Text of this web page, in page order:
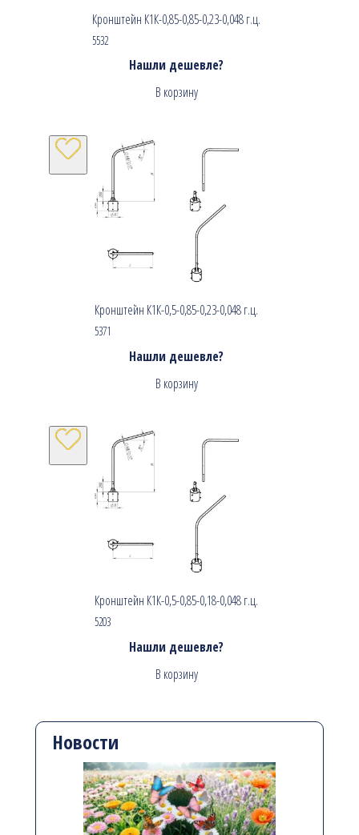
Кронштейн К1К-0,85-0,85-0,23-0,048 г.ц.
5532
Нашли дешевле?
В корзину
Кронштейн К1К-0,5-0,85-0,23-0,048 г.ц.
5371
Нашли дешевле?
В корзину
Кронштейн К1К-0,5-0,85-0,18-0,048 г.ц.
5203
Нашли дешевле?
В корзину
Новости